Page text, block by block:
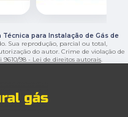
para Instalação de Gás de
Sua reprodução, parcial ou total,
do autor. Crime de violação de
9610/98 - Lei de direitos autorais.